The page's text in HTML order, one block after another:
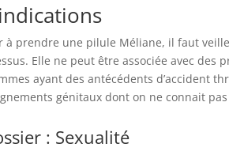
à prendre une pilule Méliane, il faut
Elle ne peut être associée avec
ayant des antécédents d’accident
génitaux dont on ne connait pas
: Sexualité